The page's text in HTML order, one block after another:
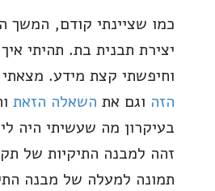
כמו שציינתי קודם, המשך
יצירת תבנית בת. תהיתי
וחיפשתי קצת מידע.
הזה וגם את השאלה הזאת
בעיקרון מה שעשיתי היה
זהה למבנה התיקיות של
תמונה למעלה של מבנה